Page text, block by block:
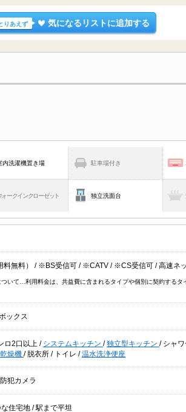
りあえず 気になるリストに追加する
内洗濯機置き場 駐車場付き
ォークインクローゼット 独立洗面台
料無料） / ※BS受信可 / ※CATV / ※CS受信可 /高速ネ
いて…利用料金は、共益費に含まれるタイプや個別に契約するタ
ックス
ロ2口以上 / システムキッチン /独立型キッチン / シャ
燥機 / 脱衣所 / トイレ /温水洗浄便座
防犯カメラ
な住宅地 /駅まで平坦